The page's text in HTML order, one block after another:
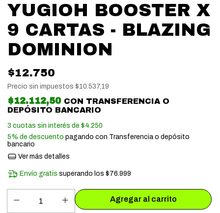
YUGIOH BOOSTER X
9 CARTAS - BLAZING
DOMINION
$12.750
Precio sin impuestos $10.537,19
$12.112,50 CON TRANSFERENCIA O
DEPÓSITO BANCARIO
3 cuotas sin interés de $4.250
5% de descuento pagando con Transferencia o depósito
bancario
Ver más detalles
Envío gratis superando los$76.999